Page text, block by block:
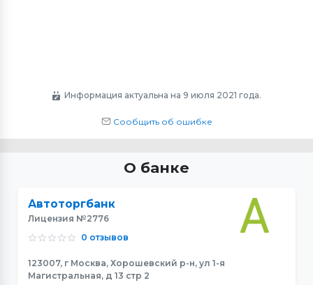
Информация актуальна на 9 июля 2021 года.
Сообщить об ошибке
О банке
Автоторгбанк
Лицензия №2776
0 отзывов
123007, г Москва, Хорошевский р-н, ул 1-я
Магистральная, д 13 стр 2